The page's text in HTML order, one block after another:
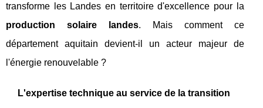
transforme les Landes en territoire d'excellence pour la
production solaire landes. Mais comment ce
département aquitain devient-il un acteur majeur de
l'énergie renouvelable ?
L'expertise technique au service de la transition